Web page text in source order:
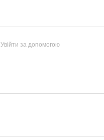
Увійти за допомогою